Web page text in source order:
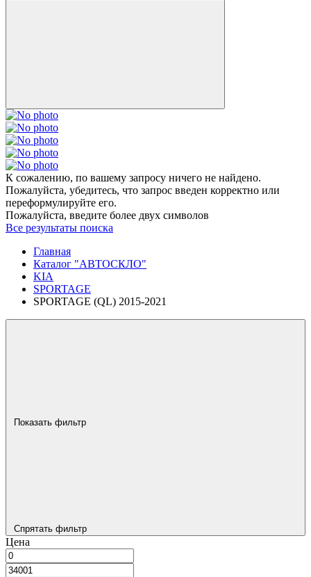
К сожалению, по вашему запросу ничего не найдено.
Пожалуйста, убедитесь, что запрос введен корректно или
переформулируйте его.
Пожалуйста, введите более двух символов
Все результаты поиска
Главная
Каталог "АВТОСКЛО"
KIA
SPORTAGE
SPORTAGE (QL) 2015-2021
Показать фильтр
Спрятать фильтр
Цена